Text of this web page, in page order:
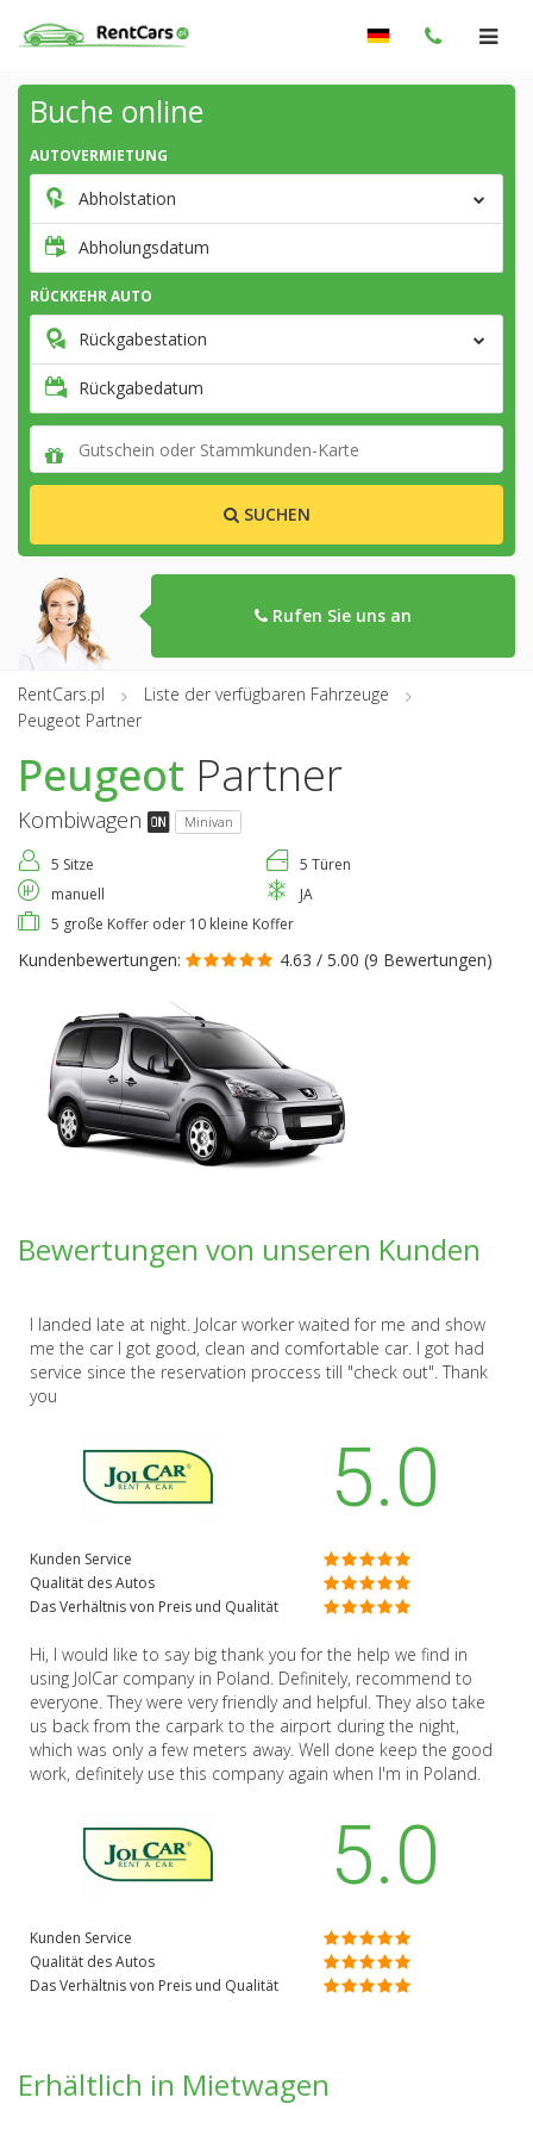
Buche online
AUTOVERMIETUNG
Abholstation
Abholungsdatum
RÜCKKEHR AUTO
Rückgabestation
Rückgabedatum
SUCHEN
Rufen Sie uns an
RentCars.pl
Liste der verfügbaren Fahrzeuge
Peugeot Partner
Peugeot Partner
Kombiwagen Minivan
5 Sitze
5 Türen
manuell
JA
5 große Koffer oder 10 kleine Koffer
Kundenbewertungen: 4.63 / 5.00 (9 Bewertungen)
Bewertungen von unseren Kunden
I landed late at night. Jolcar worker waited for me and show
me the car I got good, clean and comfortable car. I got had
service since the reservation proccess till "check out". Thank
you
5.0
Kunden Service
Qualität des Autos
Das Verhältnis von Preis und Qualität
Hi, I would like to say big thank you for the help we find in
using JolCar company in Poland. Definitely, recommend to
everyone. They were very friendly and helpful. They also take
us back from the carpark to the airport during the night,
which was only a few meters away. Well done keep the good
work, definitely use this company again when I'm in Poland.
5.0
Kunden Service
Qualität des Autos
Das Verhältnis von Preis und Qualität
Erhältlich in Mietwagen